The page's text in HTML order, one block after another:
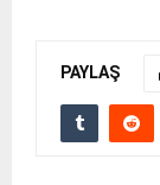
PAYLAŞ